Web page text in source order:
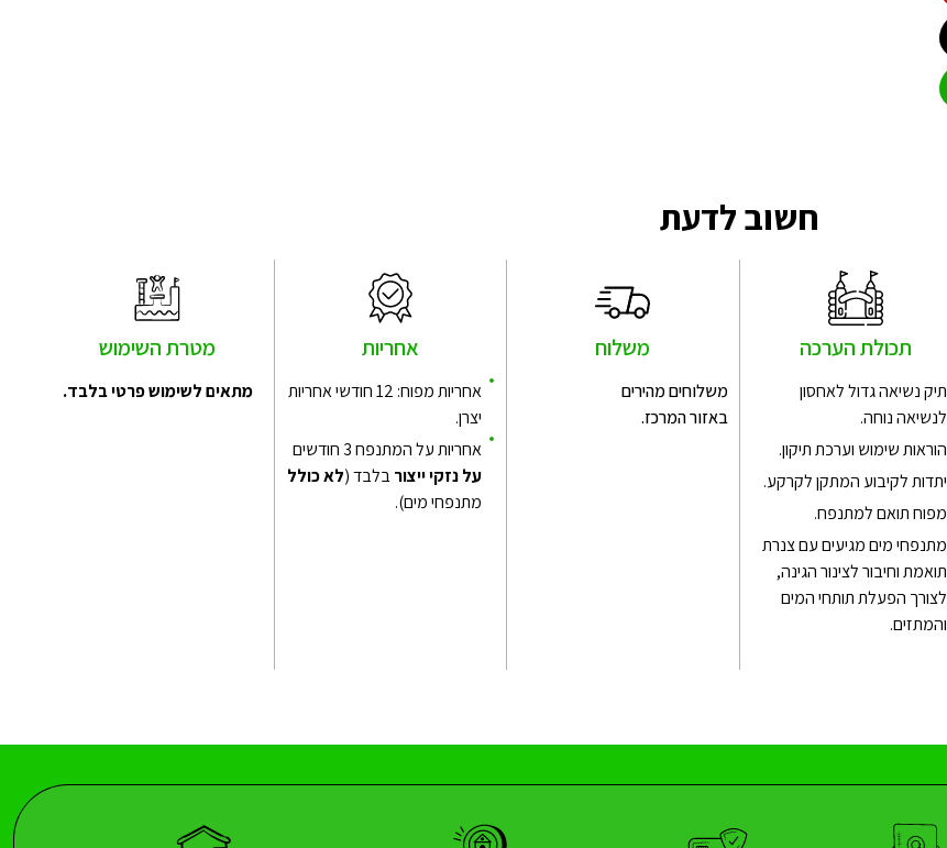
חשוב לדעת
תכולת הערכה
תיק נשיאה גדול לאחסון
לנשיאה נוחה.
הוראות שימוש וערכת תיקון.
יתדות לקיבוע המתקן לקרקע.
מפוח תואם למתנפח.
מתנפחי מים מגיעים עם צנרת
תואמת וחיבור לצינור הגינה,
לצורך הפעלת תותחי המים
והמתזים.
משלוח
משלוחים מהירים
באזור המרכז.
אחריות
אחריות מפוח: 12 חודשי אחריות
יצרן.
אחריות על המתנפח 3 חודשים
על נזקי ייצורבלבד (לא כולל
מתנפחי מים).
מטרת השימוש
מתאים לשימוש פרטי בלבד.